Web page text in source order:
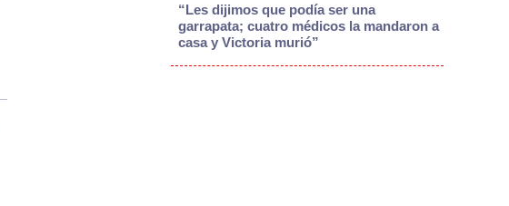
“Les dijimos que podía ser una
garrapata; cuatro médicos la mandaron a
casa y Victoria murió”